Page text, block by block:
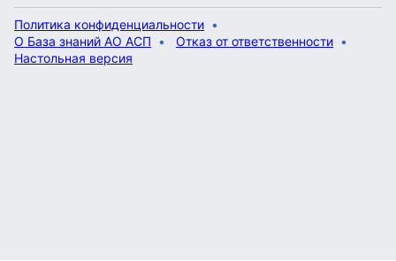
Политика конфиденциальности
О База знаний АО АСП
Отказ от ответственности
Настольная версия